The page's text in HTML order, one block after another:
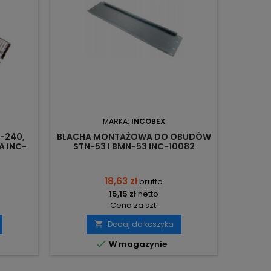
240,
INC-
MARKA: INCOBEX
BLACHA MONTAŻOWA DO OBUDÓW
STN-53 I BMN-53 INC-10082
18,63 złbrutto
15,15 złnetto
Cena za szt.
 Dodaj do koszyka
 W magazynie